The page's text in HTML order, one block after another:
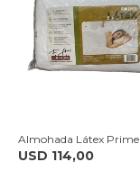
Almohada Látex Prime
USD 114,00